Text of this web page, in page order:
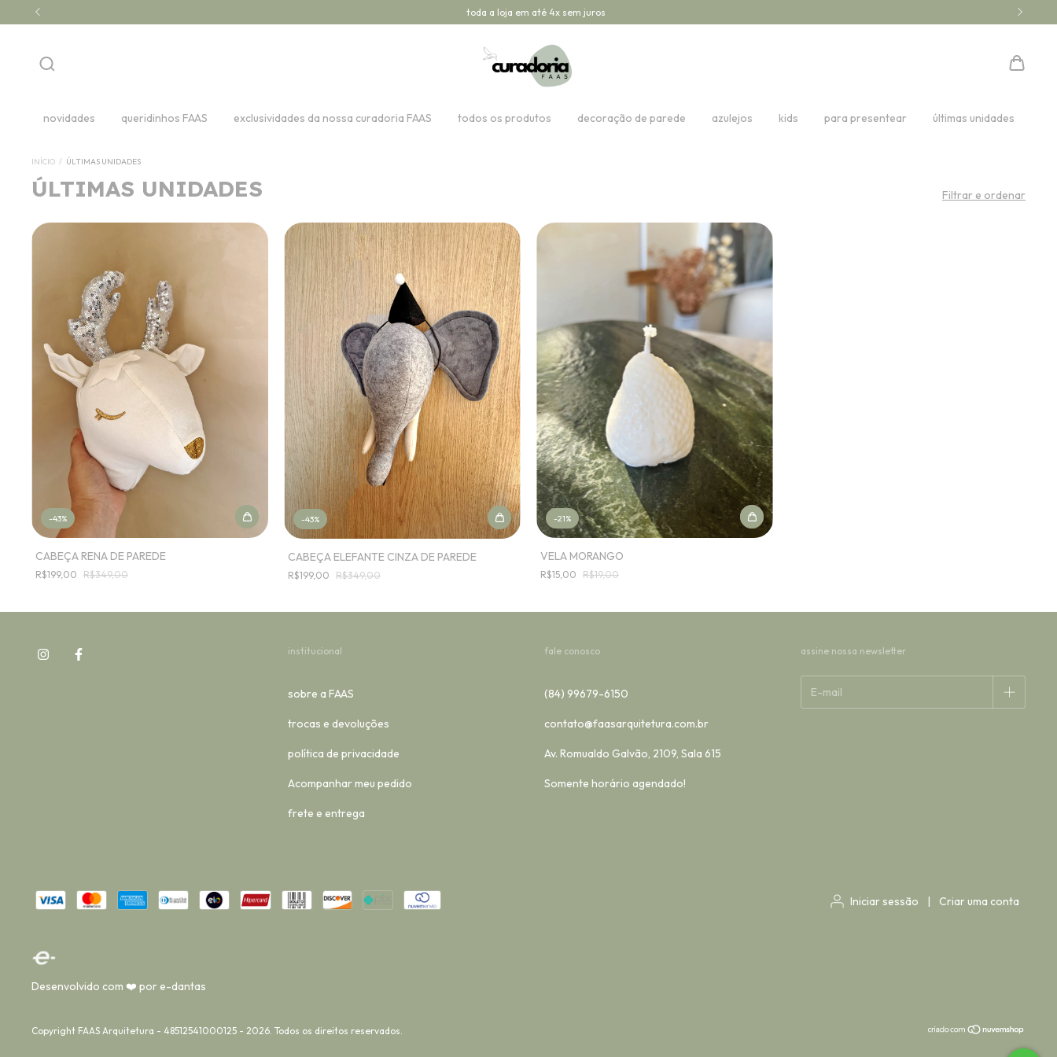
toda a loja em até 4x sem juros
novidades queridinhos FAAS exclusividades da nossa curadoria FAAS todos os produtos decoração de parede azulejos kids para presentear últimas unidades
INÍCIO / ÚLTIMAS UNIDADES
ÚLTIMAS UNIDADES Filtrar e ordenar
-43%
CABEÇA RENA DE PAREDE
R$199,00 R$349,00
-43%
CABEÇA ELEFANTE CINZA DE PAREDE
R$199,00 R$349,00
-21%
VELA MORANGO
R$15,00 R$19,00
institucional
sobre a FAAS
trocas e devoluções
política de privacidade
Acompanhar meu pedido
frete e entrega
fale conosco
(84) 99679-6150
contato@faasarquitetura.com.br
Av. Romualdo Galvão, 2109, Sala 615
Somente horário agendado!
assine nossa newsletter
Iniciar sessão | Criar uma conta
Desenvolvido com ❤️ por e-dantas
Copyright FAAS Arquitetura - 48512541000125 - 2026. Todos os direitos reservados.